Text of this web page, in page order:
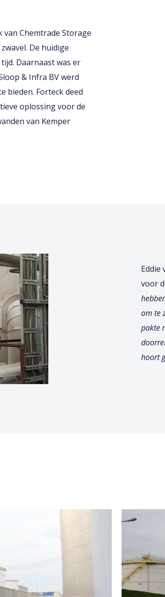
Chemtrade Storage
De huidige
Daarnaast was er
& Infra BV werd
bieden. Forteck deed
oplossing voor de
van Kemper
Eddie
voor
om te
pakte
hoort